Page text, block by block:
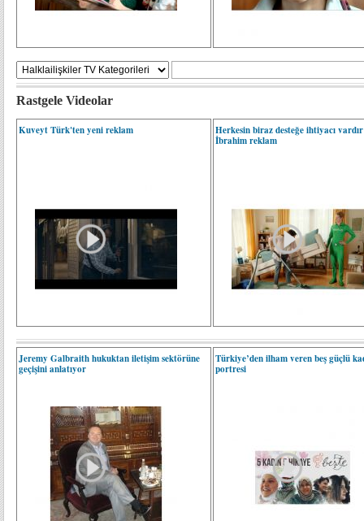
Rastgele Videolar
Kuveyt Türk'ten yeni reklam
Herkesin biraz desteğe ihtiyacı
İbrahim reklam
Jeremy Galbraith hukuktan iletişim sektörüne
geçişini anlatıyor
Türkiye’den ilham veren beş güçlü
portresi